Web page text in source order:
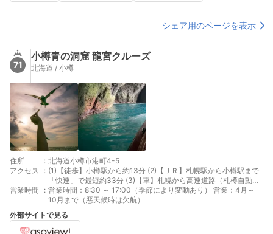
シェア用のページを表示
71
小樽青の洞窟 龍宮クルーズ
北海道 / 小樽
住所 : 北海道小樽市港町4-5
アクセス
: (1)【徒歩】小樽駅から約13分 (2)【ＪＲ】札幌駅から小樽駅まで
「快速」で最短約33分 (3)【車】札幌から高速道路（札樽自動車
道）を経由して約50分 (4)【高速バス】札幌時計台前から小樽駅
前「高速おたる号」で約70分です♪ (5)【タクシー】小樽駅からワ
ンメーターで到着（市内に観光船乗り場はたくさんありますの
で、「龍宮クルーズ」「旧北海製罐倉庫の海側」「龍宮神社を海
に向かって降りたつきあたり」等とお伝えください。） (6)運河
営業時間 : 営業時間：8:30 ～ 17:00（季節により変動あり） 営業：4月～
10月まで（悪天候時は欠航）
外部サイトで見る